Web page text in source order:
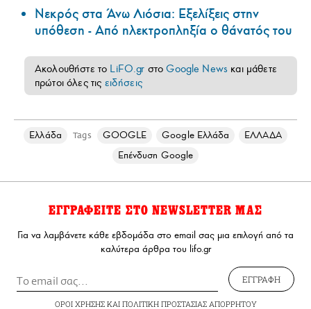
Νεκρός στα Άνω Λιόσια: Εξελίξεις στην
υπόθεση - Από ηλεκτροπληξία ο θάνατός του
Ακολουθήστε το LiFO.gr στοGoogle News και μάθετε
πρώτοι όλες τις ειδήσεις
Ελλάδα Tags GOOGLE Google Ελλάδα
ΕΛΛΑΔΑ
Επένδυση Google
ΕΓΓΡΑΦΕΙΤΕ ΣΤΟ NEWSLETTER ΜΑΣ
Για να λαμβάνετε κάθε εβδομάδα στο email σας μια επιλογή από τα
καλύτερα άρθρα του lifo.gr
ΕΓΓΡΑΦΗ
ΟΡΟΙ ΧΡΗΣΗΣΚΑΙ ΠΟΛΙΤΙΚΗ ΠΡΟΣΤΑΣΙΑΣ ΑΠΟΡΡΗΤΟΥ